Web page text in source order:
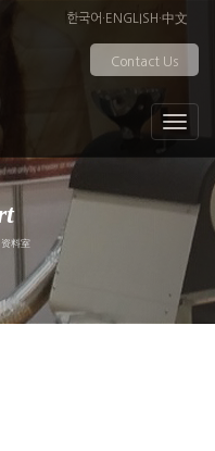
한국어 · ENGLISH ·中文
Contact Us
料室